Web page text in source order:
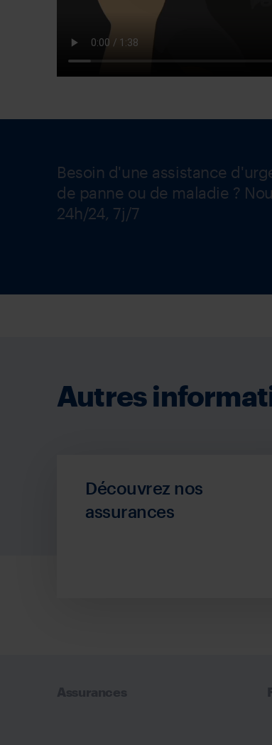
Besoin d'une assistance
de panne ou de maladie ?
24h/24, 7j/7
Autres
Découvrez nos
assurances